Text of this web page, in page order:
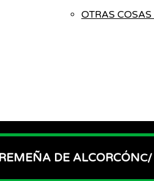
OTRAS
DE ALCORCÓN